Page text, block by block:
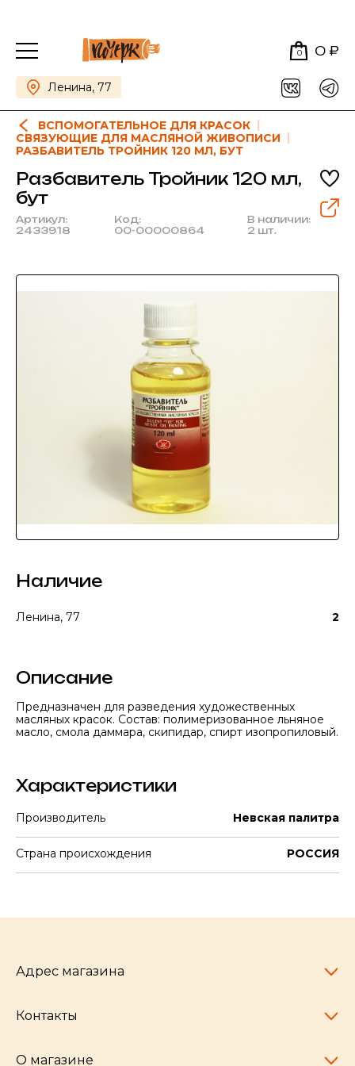
0 0 ₽
Ленина, 77
ВСПОМОГАТЕЛЬНОЕ ДЛЯ КРАСОК
СВЯЗУЮЩИЕ ДЛЯ МАСЛЯНОЙ ЖИВОПИСИ
РАЗБАВИТЕЛЬ ТРОЙНИК 120 МЛ, БУТ
Разбавитель Тройник 120 мл,
бут
Артикул:
2433918
Код:
00-00000864
В наличии:
2 шт.
Наличие
Ленина, 77 2
Описание
Предназначен для разведения художественных
масляных красок. Состав: полимеризованное льняное
масло, смола даммара, скипидар, спирт изопропиловый.
Характеристики
Производитель Невская палитра
Страна происхождения РОССИЯ
Адрес магазина
Челябинск,
Контакты
О магазине